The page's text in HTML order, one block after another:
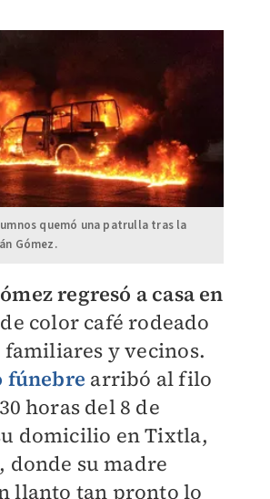
quemó una patrulla tras la
Gómez.
regresó a casa en
de color café rodeado
y vecinos.
fúnebre arribó al filo
horas del 8 de
domicilio en Tixtla,
donde su madre
llanto tan pronto lo